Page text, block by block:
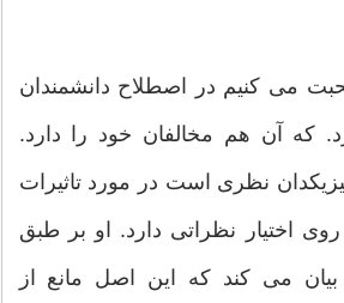
می کنیم در اصطلاح دانشمندان
که آن هم مخالفان خود را دارد.
نظری است در مورد تاثیرات
اختیار نظراتی دارد. او بر طبق
می کند که این اصل مانع از